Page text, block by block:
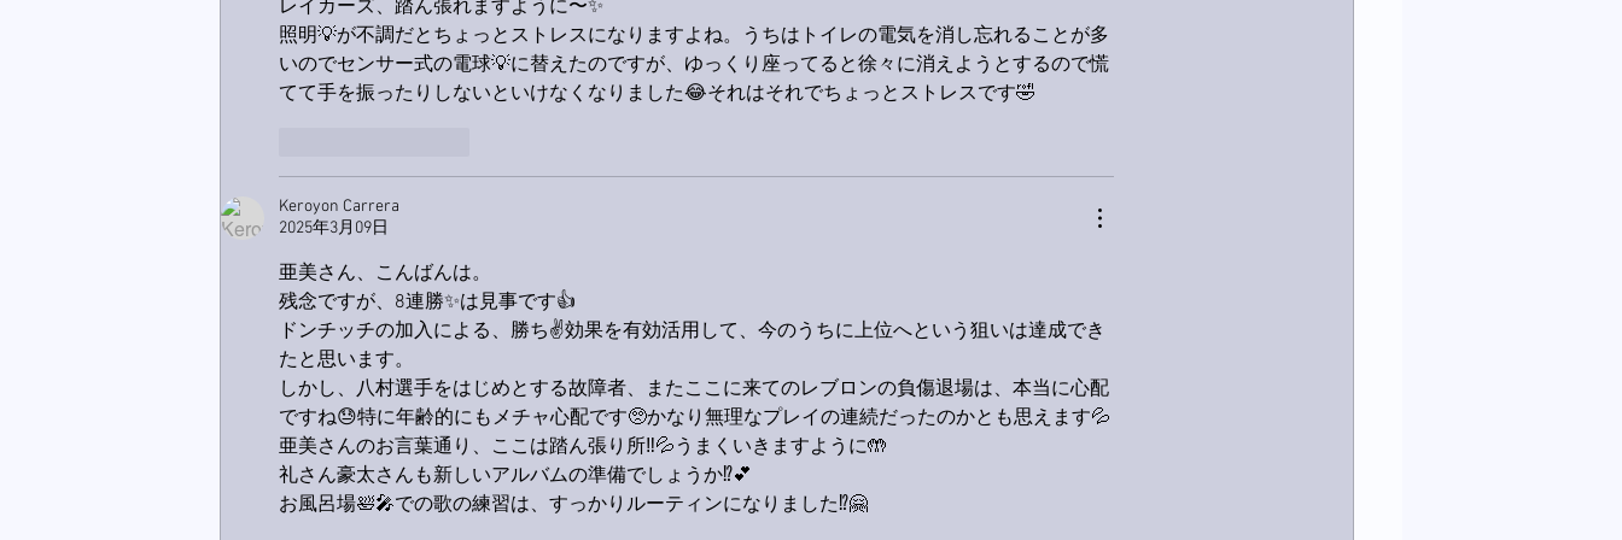
レイカーズ、踏ん張れますように〜✨
照明💡が不調だとちょっとストレスになりますよね。うちはトイレの電気を消し忘れることが多
いのでセンサー式の電球💡に替えたのですが、ゆっくり座ってると徐々に消えようとするので慌
てて手を振ったりしないといけなくなりました😂それはそれでちょっとストレスです🤣
Keroyon Carrera
2025年3月09日
亜美さん、こんばんは。
残念ですが、8連勝✨は見事です👍
ドンチッチの加入による、勝ち✌️効果を有効活用して、今のうちに上位へという狙いは達成でき
たと思います。
しかし、八村選手をはじめとする故障者、またここに来てのレブロンの負傷退場は、本当に心配
ですね😓特に年齢的にもメチャ心配です🥺かなり無理なプレイの連続だったのかとも思えます💦
亜美さんのお言葉通り、ここは踏ん張り所‼️💦うまくいきますように🤲
礼さん豪太さんも新しいアルバムの準備でしょうか⁉️💕
お風呂場🛀🎤での歌の練習は、すっかりルーティンになりました⁉️🤗